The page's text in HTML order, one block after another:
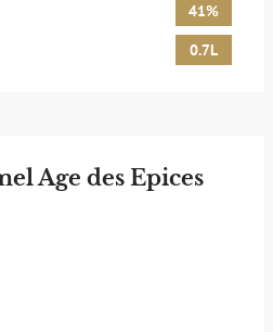
41%
0.7L
Age des Epices